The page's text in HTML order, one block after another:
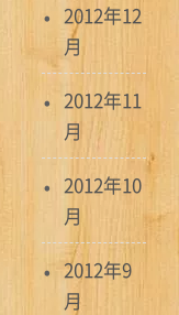
2012年12
月
2012年11
月
2012年10
月
2012年9
月